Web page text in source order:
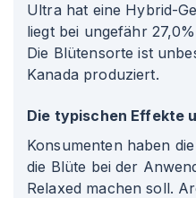
Ultra hat eine Hybrid-
liegt bei ungefähr
Die Blütensorte ist
Kanada produziert.
Die typischen Effekte
Konsumenten haben
die Blüte bei der
Relaxed machen soll.